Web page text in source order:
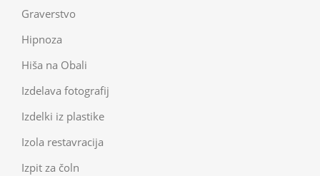
Graverstvo
Hipnoza
Hiša na Obali
Izdelava fotografij
Izdelki iz plastike
Izola restavracija
Izpit za čoln